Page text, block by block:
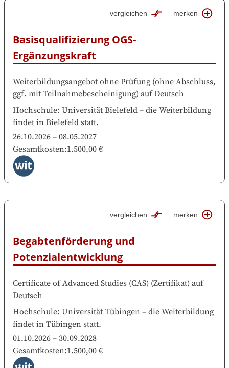
Basisqualifizierung OGS-
Ergänzungskraft
vergleichen merken
Weiterbildungsangebot ohne Prüfung (ohne Abschluss,
ggf. mit Teilnahmebescheinigung) auf Deutsch
Hochschule: Universität Bielefeld – die Weiterbildung
findet in Bielefeld statt.
26.10.2026 – 08.05.2027
Gesamtkosten:1.500,00 €
Begabtenförderung und
Potenzialentwicklung
vergleichen merken
Certificate of Advanced Studies (CAS) (Zertifikat) auf
Deutsch
Hochschule: Universität Tübingen – die Weiterbildung
findet in Tübingen statt.
01.10.2026 – 30.09.2028
Gesamtkosten:1.500,00 €